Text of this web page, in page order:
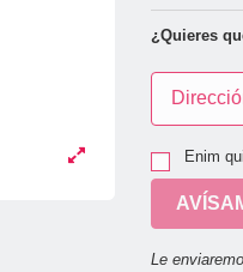
¿Quieres
Enim
Le